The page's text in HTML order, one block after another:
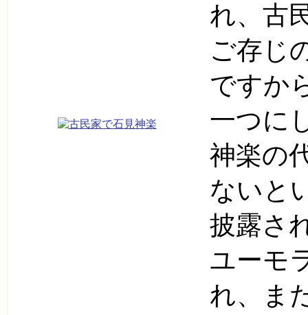
れ、古
ご存じ
ですか
一つに
神楽の
ないと
披露さ
ユーモ
れ、ま